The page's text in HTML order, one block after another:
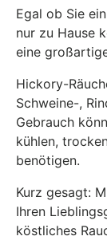
Egal ob Sie
nur zu Hause
eine
Hickory-
Schweine-,
Gebrauch
kühlen,
benötigen.
Kurz gesagt:
Ihren
köstliches